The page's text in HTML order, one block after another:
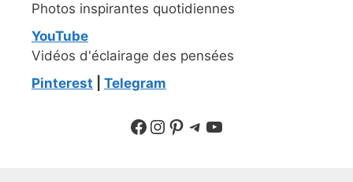
Photos inspirantes quotidiennes
YouTube
Vidéos d'éclairage des pensées
Pinterest
Telegram
Suivre sur Facebook
Suivre sur Instagram
Pinterest
Sur Telegram
YouTube